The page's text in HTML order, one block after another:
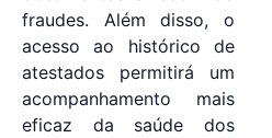
fraudes. Além disso, o
acesso ao histórico de
atestados permitirá um
acompanhamento mais
eficaz da saúde dos